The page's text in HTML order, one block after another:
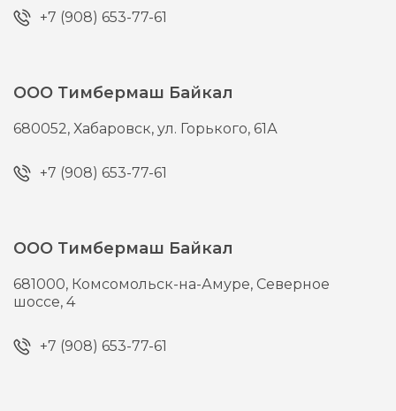
+7 (908) 653-77-61
ООО Тимбермаш Байкал
680052,Хабаровск,ул. Горького, 61А
+7 (908) 653-77-61
ООО Тимбермаш Байкал
681000, Комсомольск-на-Амуре, Северное
шоссе, 4
+7 (908) 653-77-61